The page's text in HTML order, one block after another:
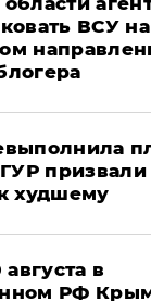
ВСУ на
худшему
в
РФ